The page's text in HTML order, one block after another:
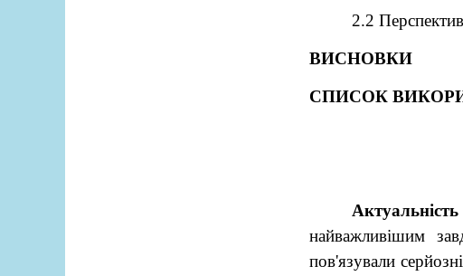
2.2
ВИСНОВКИ
СПИСОК
найважливішим
пов'язували